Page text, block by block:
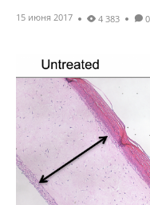
15 июня 2017 4 383 0